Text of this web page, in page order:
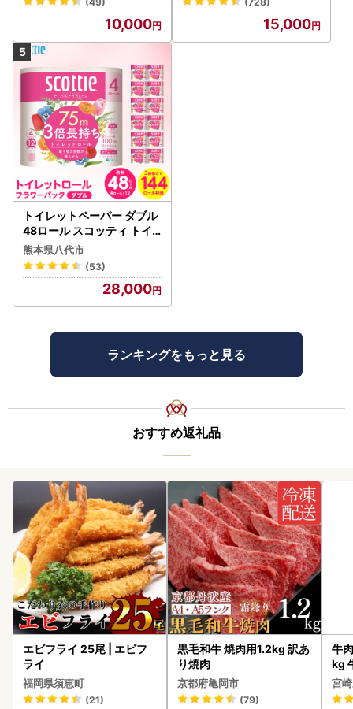
10,000 15,000
トイレットペーパー ダブル
48ロール スコッティ トイ
レット
熊本県八代市
(53)
28,000
ランキングをもっと見る
おすすめ返礼品
エビフライ 25尾 | エビフ
ライ
福岡県須恵町
(21)
黒毛和牛 焼肉用1.2kg 訳あ
り焼肉
京都府亀岡市
(79)
牛肉 宮崎牛 赤身＆霜
kg
kg-
宮